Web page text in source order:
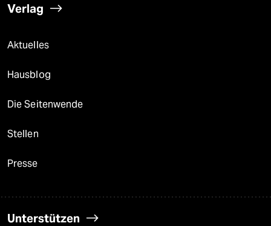
Verlag
Aktuelles
Hausblog
Die Seitenwende
Stellen
Presse
Unterstützen